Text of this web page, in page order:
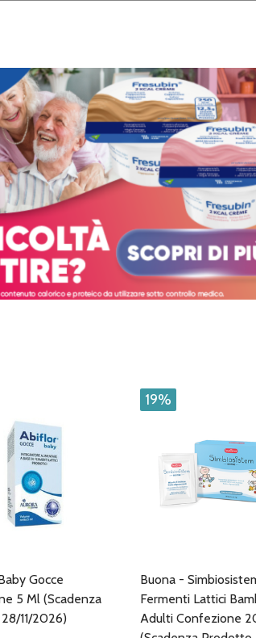
Gocce
5 Ml (Scadenza
11/2026)
19%
Buona -
Fermenti Lattici
Adulti Confezione